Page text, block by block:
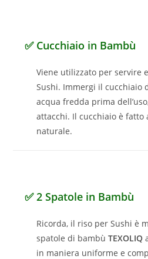
✅ Cucchiaio in Bambù
Viene utilizzato per servire
Sushi. Immergi il cucchiaio
acqua fredda prima
attacchi. Il cucchiaio è fatto
naturale.
✅ 2 Spatole in Bambù
Ricorda, il riso per Sushi è
spatole di bambùTEXOLIQ
in maniera uniforme e